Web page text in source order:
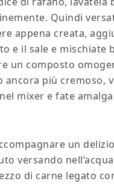
Quindi
appena creata,
e il sale e mischiate
un composto
ancora più cremoso,
mixer e fate
un
versando
di carne legato